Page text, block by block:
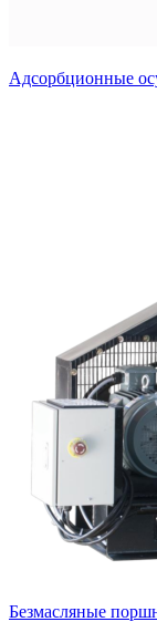
Адсорбционные
Безмасляные